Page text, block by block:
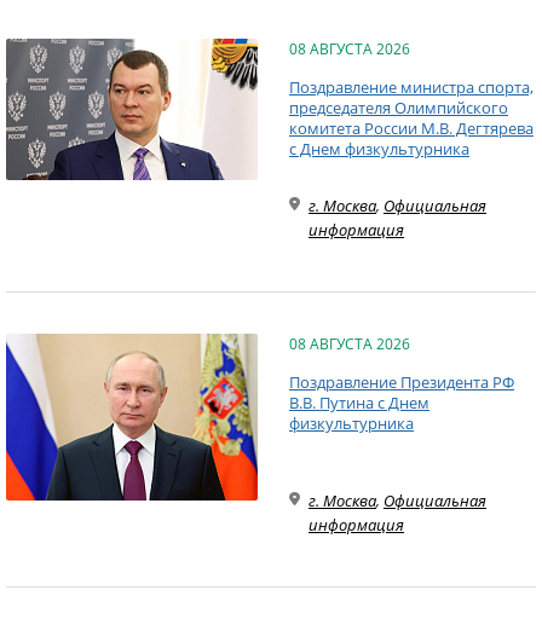
08 АВГУСТА 2026
Поздравление министра спорта,
председателя Олимпийского
комитета России М.В. Дегтярева
с Днем физкультурника
г. Москва, Официальная
информация
08 АВГУСТА 2026
Поздравление Президента РФ
В.В. Путина с Днем
физкультурника
г. Москва, Официальная
информация